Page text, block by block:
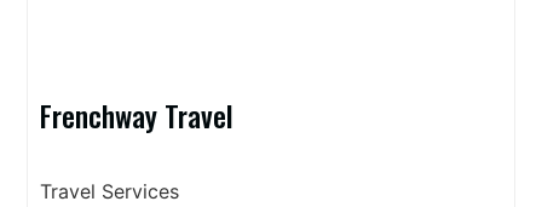
Frenchway Travel
Travel Services